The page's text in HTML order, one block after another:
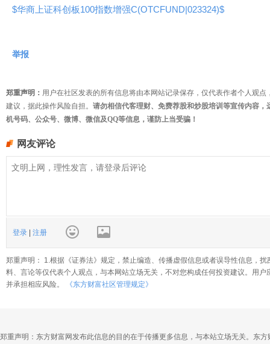
$华商上证科创板100指数增强C(OTCFUND|023324)$
举报
郑重声明： 用户在社区发表的所有信息将由本网站记录保存，仅代表作者个人观
建议，据此操作风险自担。 请勿相信代客理财、免费荐股和炒股培训等宣传内容
机号码、公众号、微博、微信及QQ等信息，谨防上当受骗！
网友评论
登录 注册
郑重声明： 1.根据《证券法》规定，禁止编造、传播虚假信息或者误导性信息，
料、言论等仅代表个人观点，与本网站立场无关，不对您构成任何投资建议。用
并承担相应风险。
《东方财富社区管理规定》
郑重声明：东方财富网发布此信息的目的在于传播更多信息，与本站立场无关。东